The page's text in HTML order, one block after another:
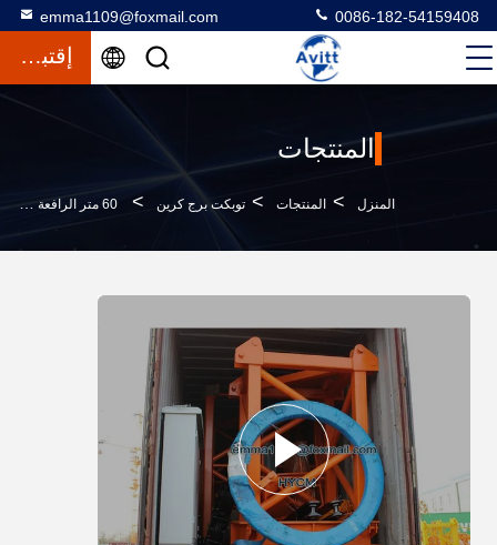
emma1109@foxmail.com 0086-182-54159408
إقتباس
المنتجات
المنزل > المنتجات > توبكت برج كرين > 60 متر الرافعة البرج التسلق الهيدروليكي QTZ80-8طن تكلفة الحمل